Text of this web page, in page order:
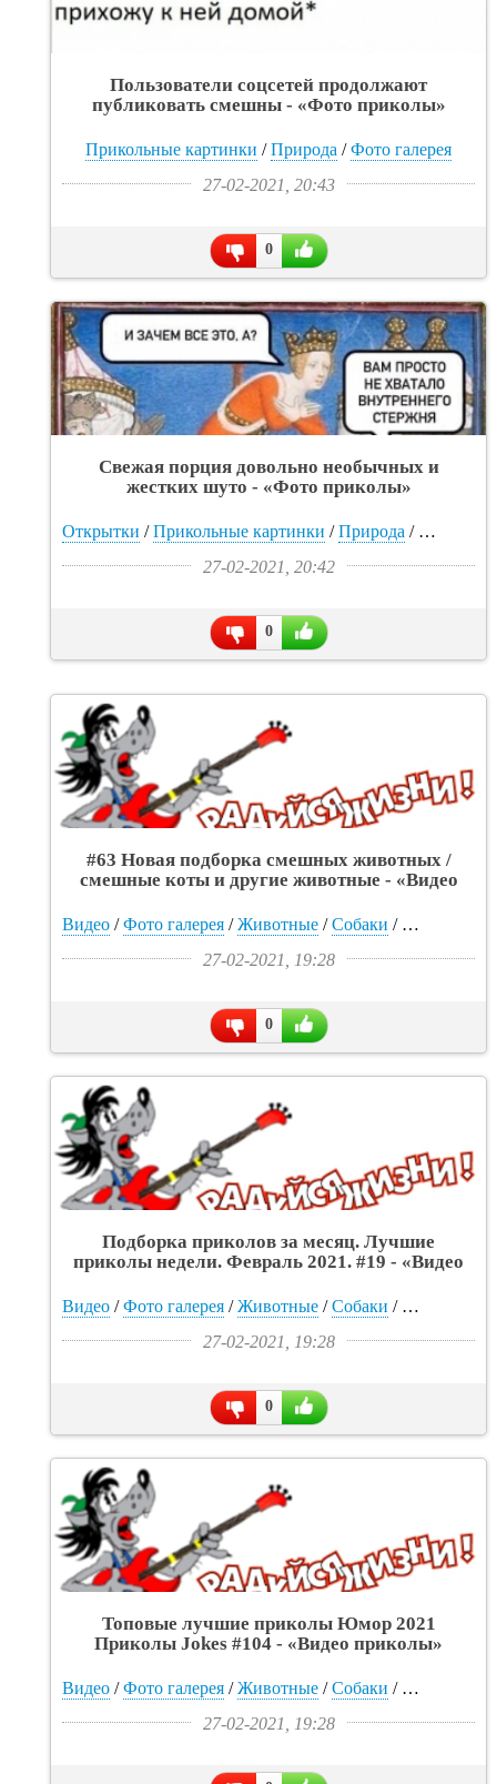
Пользователи соцсетей продолжают
публиковать смешны - «Фото приколы»
Прикольные картинки /Природа /Фото галерея
27-02-2021, 20:43
0
Свежая порция довольно необычных и
жестких шуто - «Фото приколы»
Открытки /Прикольные картинки /Природа / Видео
27-02-2021, 20:42
0
#63 Новая подборка смешных животных /
смешные коты и другие животные - «Видео
Видео /Фото галерея /Животные /Собаки /
27-02-2021, 19:28
0
Подборка приколов за месяц. Лучшие
приколы недели. Февраль 2021. #19 - «Видео
Видео /Фото галерея /Животные /Собаки /
27-02-2021, 19:28
0
Топовые лучшие приколы Юмор 2021
Приколы Jokes #104 - «Видео приколы»
Видео /Фото галерея /Животные /Собаки /
27-02-2021, 19:28